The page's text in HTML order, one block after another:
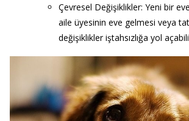
Çevresel Değişiklikler: Yeni bir
aile üyesinin eve gelmesi veya
değişiklikler iştahsızlığa yol